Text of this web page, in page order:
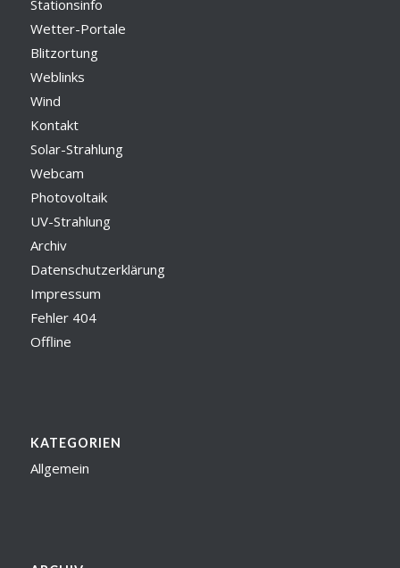
Stationsinfo
Wetter-Portale
Blitzortung
Weblinks
Wind
Kontakt
Solar-Strahlung
Webcam
Photovoltaik
UV-Strahlung
Archiv
Datenschutzerklärung
Impressum
Fehler 404
Offline
KATEGORIEN
Allgemein